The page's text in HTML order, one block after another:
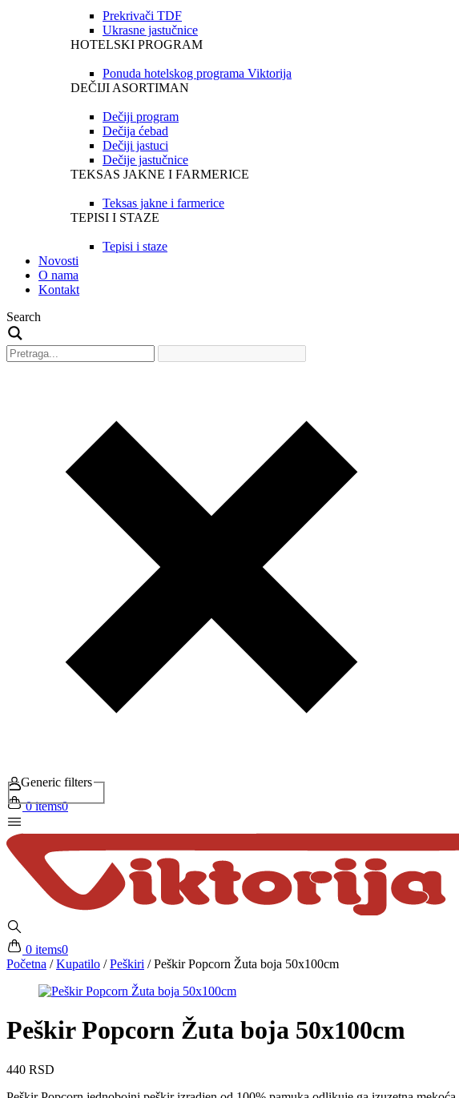
Prekrivači TDF
Ukrasne jastučnice
HOTELSKI PROGRAM
Ponuda hotelskog programa Viktorija
DEČIJI ASORTIMAN
Dečiji program
Dečija ćebad
Dečiji jastuci
Dečije jastučnice
TEKSAS JAKNE I FARMERICE
Teksas jakne i farmerice
TEPISI I STAZE
Tepisi i staze
Novosti
O nama
Kontakt
Search
Generic filters
0 items0
0 items0
Početna /Kupatilo /Peškiri /Peškir Popcorn Žuta boja 50x100cm
Peškir Popcorn Žuta boja 50x100cm
440 RSD